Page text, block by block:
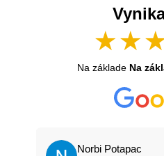
★★
Na základe Na
Norbi Potapac